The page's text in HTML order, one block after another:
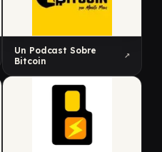
Un Podcast Sobre
Bitcoin
↗